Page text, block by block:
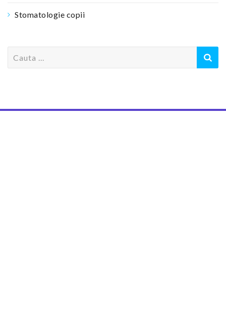
Stomatologie copii
h